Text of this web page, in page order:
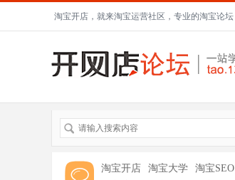
淘宝开店，就来淘宝运营社区，专业的淘宝论坛
淘宝开店 淘宝大学
淘宝SEO